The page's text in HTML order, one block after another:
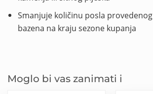
Smanjuje količinu posla
bazena na kraju sezone kupanja
Moglo bi vas zanimati i